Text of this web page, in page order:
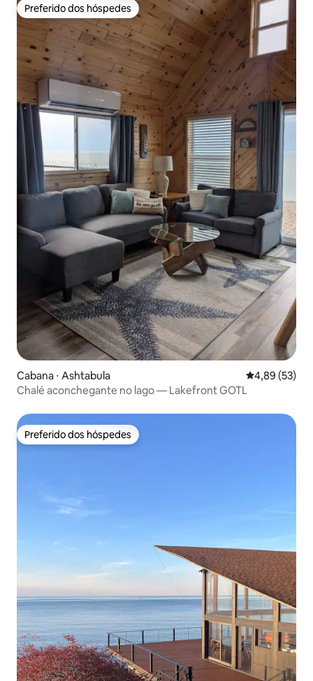
Preferido dos hóspedes
Preferido dos hóspedes
Cabana ⋅ Ashtabula 4,89 de uma
4,89 (53)
Chalé aconchegante no lago — Lakefront GOTL
Preferido dos hóspedes
Preferido dos hóspedes